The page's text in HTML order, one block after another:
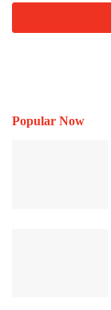
Popular Now